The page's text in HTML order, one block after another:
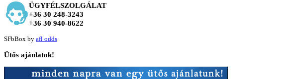
ÜGYFÉLSZOLGÁLAT
+36 30 248-3243
+36 30 940-8622
SFbBox by afl odds
Ütős ajánlatok!